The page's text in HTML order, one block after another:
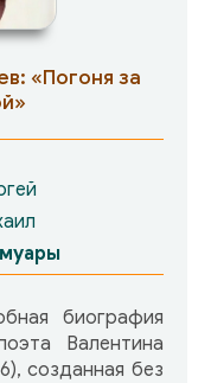
«Погоня за
биография
Валентина
созданная без